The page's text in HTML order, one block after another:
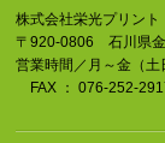
株式会社栄光プリン
〒920-0806 石川県
営業時間／月～金（
FAX ： 076-252-